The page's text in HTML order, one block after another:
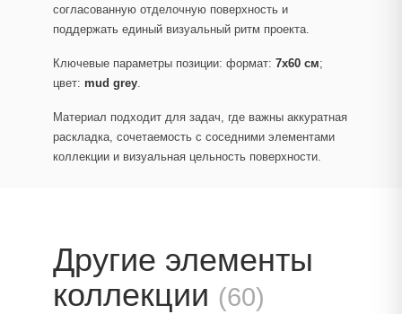
согласованную отделочную поверхность и
поддержать единый визуальный ритм проекта.
Ключевые параметры позиции: формат: 7x60 см;
цвет: mud grey.
Материал подходит для задач, где важны аккуратная
раскладка, сочетаемость с соседними элементами
коллекции и визуальная цельность поверхности.
Другие элементы
коллекции (60)